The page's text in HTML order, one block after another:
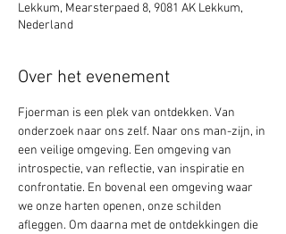
Lekkum, Mearsterpaed 8, 9081 AK Lekkum,
Nederland
Over het evenement
Fjoerman is een plek van ontdekken. Van
onderzoek naar ons zelf. Naar ons man-zijn, in
een veilige omgeving. Een omgeving van
introspectie, van reflectie, van inspiratie en
confrontatie. En bovenal een omgeving waar
we onze harten openen, onze schilden
afleggen. Om daarna met de ontdekkingen die